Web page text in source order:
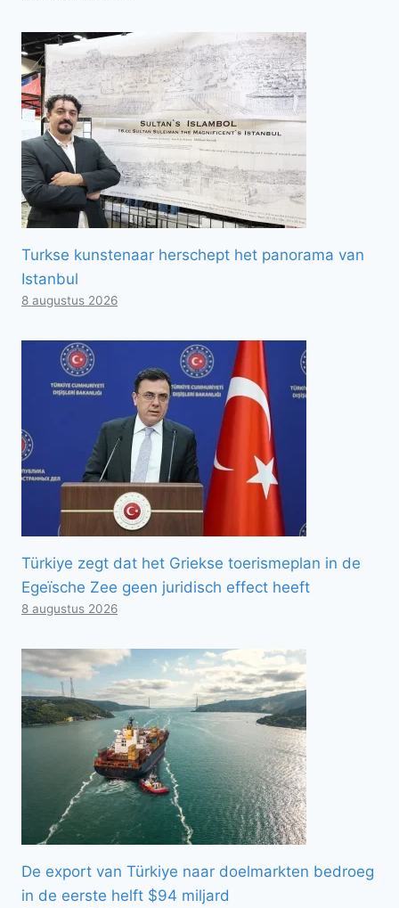
Turkse kunstenaar herschept het panorama van
Istanbul
8 augustus 2026
Türkiye zegt dat het Griekse toerismeplan in de
Egeïsche Zee geen juridisch effect heeft
8 augustus 2026
De export van Türkiye naar doelmarkten bedroeg
in de eerste helft $94 miljard